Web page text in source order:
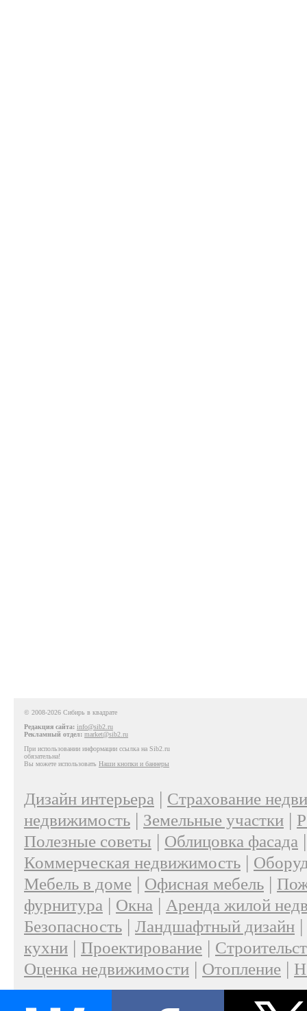
© 2008-2026 Сибирь в квадрате
Редакция сайта: info@sib2.ru
Рекламный отдел: market@sib2.ru
При использовании информации ссылка на Sib2.ru
обязательна!
Вы можете использовать Наши кнопки и баннеры
Дизайн интерьера | Страхование
недвижимость | Земельные участки |
Полезные советы | Облицовка фасада
Коммерческая недвижимость |
Мебель в доме | Офисная мебель |
фурнитура | Окна | Аренда жилой
Безопасность | Ландшафтный дизайн |
кухни | Проектирование |
Оценка недвижимости | Отопление |
О проекте|